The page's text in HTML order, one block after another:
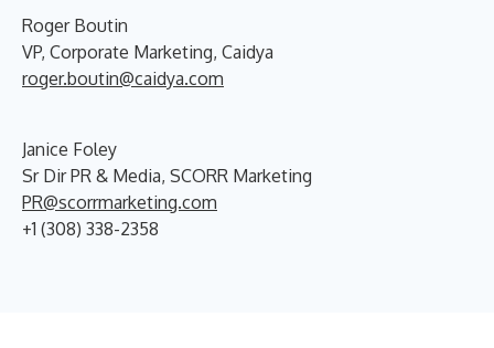
Roger Boutin
VP, Corporate Marketing, Caidya
roger.boutin@caidya.com
Janice Foley
Sr Dir PR & Media, SCORR Marketing
PR@scorrmarketing.com
+1 (308) 338-2358